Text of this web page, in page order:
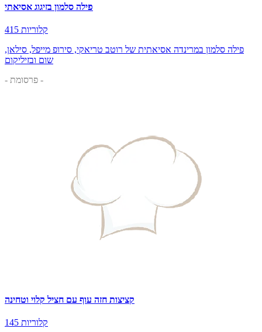
פילה סלמון בזיגוג אסיאתי
415 קלוריות
פילה סלמון במרינדה אסיאתית של רוטב טריאקי, סירופ מייפל, סילאן,
שום ובזיליקום
- פרסומת -
קציצות חזה עוף עם חציל קלוי וטחינה
145 קלוריות